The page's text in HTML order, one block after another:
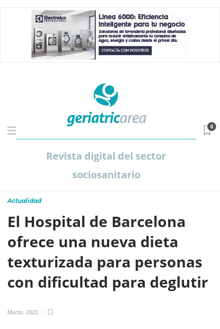
Revista digital del sector
sociosanitario
0
Actualidad
El Hospital de Barcelona
ofrece una nueva dieta
texturizada para personas
con dificultad para deglutir
Marzo, 2022